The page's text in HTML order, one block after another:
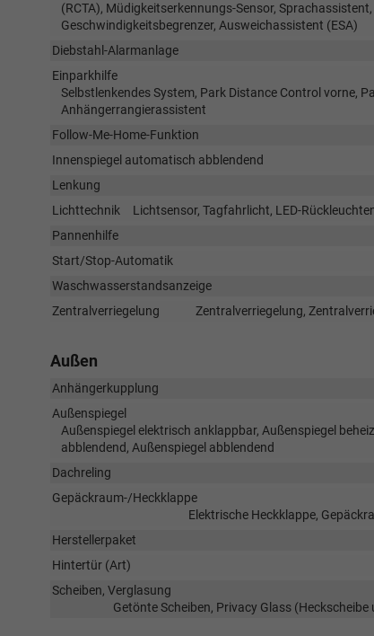
(RCTA), Müdigkeitserkennungs-Sensor,
Geschwindigkeitsbegrenzer, Ausweichassistent (ESA)
Diebstahl-Alarmanlage
Einparkhilfe
Selbstlenkendes System, Park Distance Control vorne,
Anhängerrangierassistent
Follow-Me-Home-Funktion
Innenspiegel automatisch abblendend
Lenkung
Lichttechnik
Lichtsensor, Tagfahrlicht, LED-
Pannenhilfe
Start/Stop-Automatik
Waschwasserstandsanzeige
Zentralverriegelung
Zentralverriegelung,
Außen
Anhängerkupplung
Außenspiegel
Außenspiegel elektrisch anklappbar, Außenspiegel
abblendend, Außenspiegel abblendend
Dachreling
Gepäckraum-/Heckklappe
Elektrische Heckklappe,
Herstellerpaket
Hintertür (Art)
Scheiben, Verglasung
Getönte Scheiben, Privacy Glass